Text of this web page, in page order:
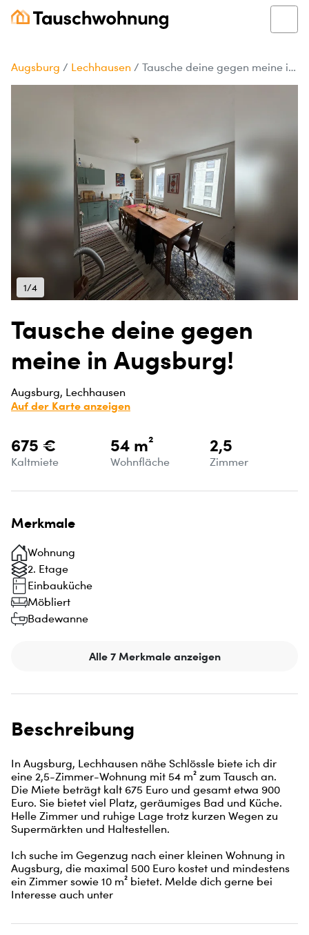
Augsburg / Lechhausen / Tausche deine gegen meine in Augsburg!
1/4
Tausche deine gegen
meine in Augsburg!
Augsburg, Lechhausen
Auf der Karte anzeigen
675 €
Kaltmiete
54 m²
Wohnfläche
2,5
Zimmer
Merkmale
Wohnung
2. Etage
Einbauküche
Möbliert
Badewanne
Alle 7 Merkmale anzeigen
Beschreibung
In Augsburg, Lechhausen nähe Schlössle biete ich dir
eine 2,5-Zimmer-Wohnung mit 54 m² zum Tausch an.
Die Miete beträgt kalt 675 Euro und gesamt etwa 900
Euro. Sie bietet viel Platz, geräumiges Bad und Küche.
Helle Zimmer und ruhige Lage trotz kurzen Wegen zu
Supermärkten und Haltestellen.
Ich suche im Gegenzug nach einer kleinen Wohnung in
Augsburg, die maximal 500 Euro kostet und mindestens
ein Zimmer sowie 10 m² bietet. Melde dich gerne bei
Interesse auch unter